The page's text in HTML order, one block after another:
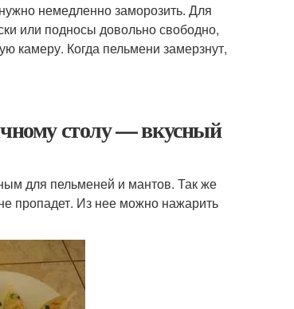
немедленно заморозить. Для
или подносы довольно свободно,
камеру. Когда пельмени замерзнут,
столу — вкусный
для пельменей и мантов. Так же
пропадет. Из нее можно нажарить